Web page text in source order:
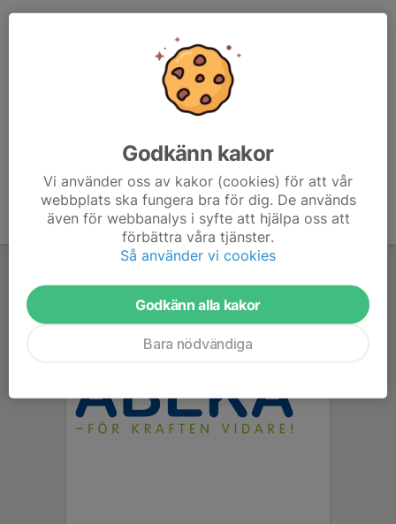
Godkänn kakor
Vi använder oss av kakor (cookies) för att vår
webbplats ska fungera bra för dig. De används
även för webbanalys i syfte att hjälpa oss att
förbättra våra tjänster.
Så använder vi cookies
Godkänn alla kakor
Bara nödvändiga